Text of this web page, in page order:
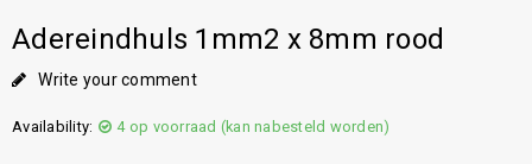
Adereindhuls 1mm2 x 8mm rood
Write your comment
Availability: 4 op voorraad (kan nabesteld worden)